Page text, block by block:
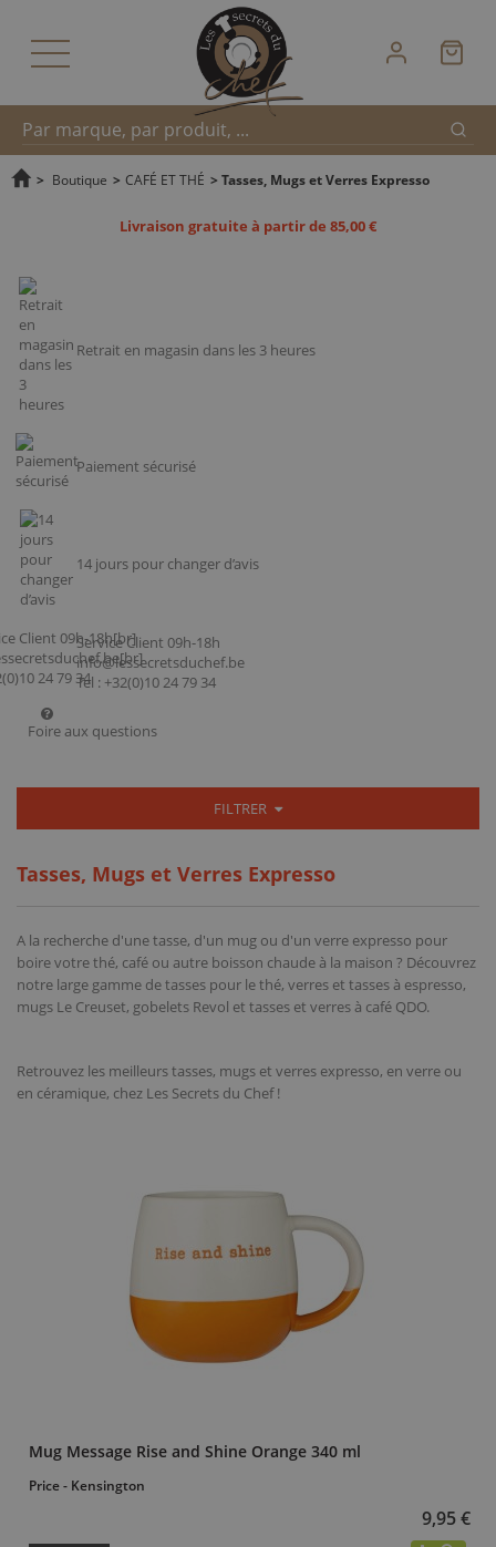
Recherche
> Boutique > CAFÉ ET THÉ > Tasses, Mugs et Verres Expresso
Livraison gratuite à partir de 85,00 €
Retrait en magasin dans les 3 heures
Paiement sécurisé
14 jours pour changer d’avis
Service Client 09h-18h
info@lessecretsduchef.be
Tel : +32(0)10 24 79 34
Foire aux questions
FILTRER
Tasses, Mugs et Verres Expresso
A la recherche d'une tasse, d'un mug ou d'un verre expresso pour
boire votre thé, café ou autre boisson chaude à la maison ? Découvrez
notre large gamme de tasses pour le thé, verres et tasses à espresso,
mugs Le Creuset, gobelets Revol et tasses et verres à café QDO.
Retrouvez les meilleurs tasses, mugs et verres expresso, en verre ou
en céramique, chez Les Secrets du Chef !
Mug Message Rise and Shine Orange 340 ml
Price - Kensington
9,95 €